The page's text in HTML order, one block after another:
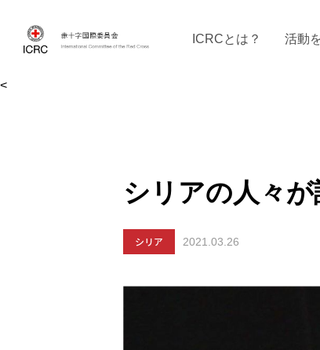
<
ICRCとは？ 活動
シリアの人々
シリア 2021.03.26